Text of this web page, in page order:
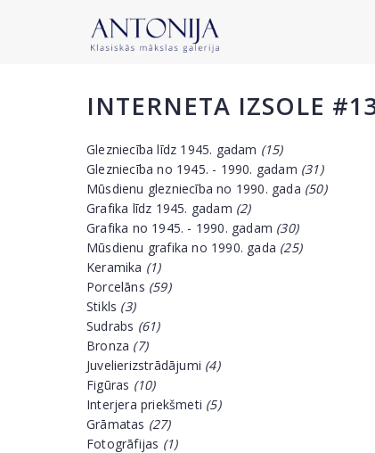
INTERNETA IZSOLE
Glezniecība līdz 1945. gadam (15)
Glezniecība no 1945. - 1990. gadam (31)
Mūsdienu glezniecība no 1990. gada (50)
Grafika līdz 1945. gadam (2)
Grafika no 1945. - 1990. gadam (30)
Mūsdienu grafika no 1990. gada (25)
Keramika (1)
Porcelāns (59)
Stikls (3)
Sudrabs (61)
Bronza (7)
Juvelierizstrādājumi (4)
Figūras (10)
Interjera priekšmeti (5)
Grāmatas (27)
Fotogrāfijas (1)